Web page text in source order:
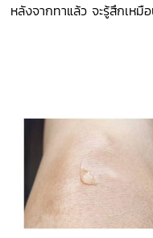
หลังจากทาแล้ว จะรู้สึกเห